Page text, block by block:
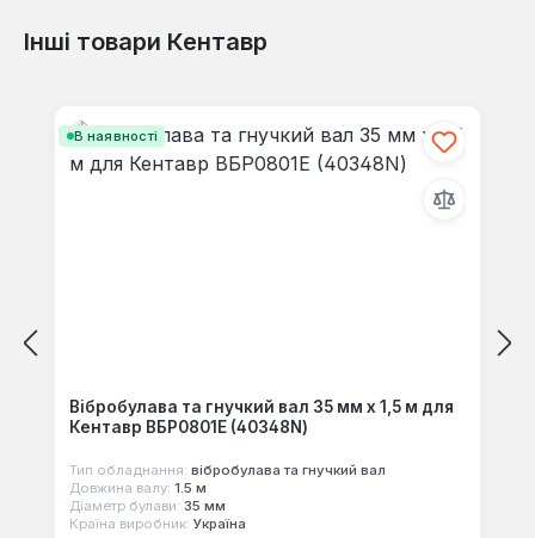
Відгуків не знайдено. Поділіться
Інші товари Кентавр
В наявності
Вібробулава та гнучкий вал 35 мм х 1,5 м для
Кентавр ВБР0801Е (40348N)
Тип обладнання: вібробулава та гнучкий вал
Довжина валу: 1.5 м
Діаметр булави: 35 мм
Країна виробник: Україна